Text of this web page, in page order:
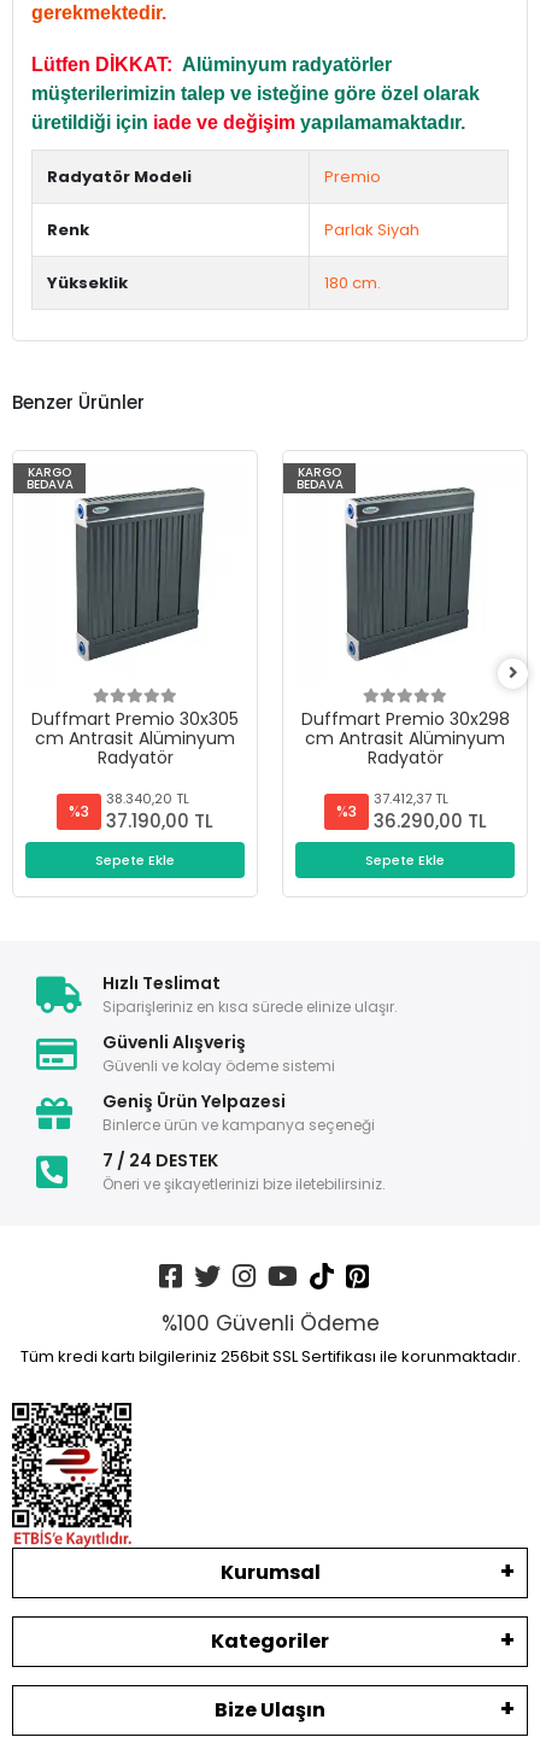
gerekmektedir.
Lütfen DİKKAT: Alüminyum radyatörler
müşterilerimizin talep ve isteğine göre özel olarak
üretildiği için iade ve değişim yapılamamaktadır.
Radyatör Modeli Premio
Renk Parlak Siyah
Yükseklik 180 cm.
Benzer Ürünler
KARGO
BEDAVA
Duffmart Premio 30x305
cm Antrasit Alüminyum
Radyatör
%3
38.340,20 TL
37.190,00 TL
Sepete Ekle
KARGO
BEDAVA
Duffmart Premio 30x298
cm Antrasit Alüminyum
Radyatör
%3
37.412,37 TL
36.290,00 TL
Sepete Ekle
Hızlı Teslimat
Siparişleriniz en kısa sürede elinize ulaşır.
Güvenli Alışveriş
Güvenli ve kolay ödeme sistemi
Geniş Ürün Yelpazesi
Binlerce ürün ve kampanya seçeneği
7 / 24 DESTEK
Öneri ve şikayetlerinizi bize iletebilirsiniz.
%100 Güvenli Ödeme
Tüm kredi kartı bilgileriniz 256bit SSL Sertifikası ile korunmaktadır.
Kurumsal
Kategoriler
Bize Ulaşın